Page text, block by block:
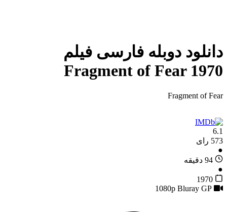
دانلود دوبله فارسی فیلم
Fragment of Fear 1970
Fragment of Fear
6.1
573 رای
●
94 دقیقه
●
1970
GP